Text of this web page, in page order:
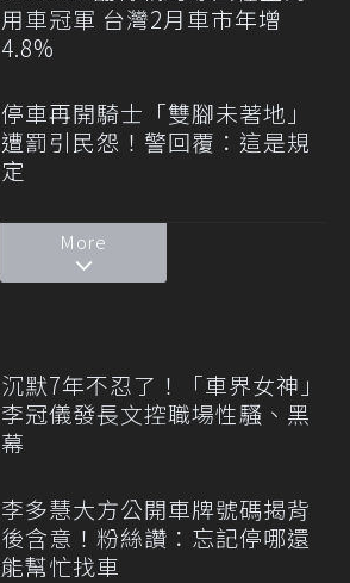
用車冠軍 台灣2月車市年增
4.8%
停車再開騎士「雙腳未著地」
遭罰引民怨！警回覆：這是規
定
More
沉默7年不忍了！「車界女神」
李冠儀發長文控職場性騷、黑
幕
李多慧大方公開車牌號碼揭背
後含意！粉絲讚：忘記停哪還
能幫忙找車